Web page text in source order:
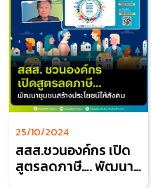
25/10/2024
สสส.ชวนองค์กร เปิด
สูตรลดภาษี…. พัฒนา